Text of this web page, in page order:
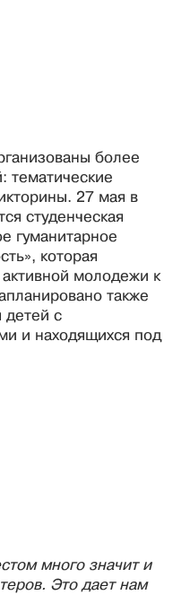
более
тематические
27 мая в
студенческая
гуманитарное
которая
молодежи к
также
детей с
и находящихся под
много значит и
Это дает нам